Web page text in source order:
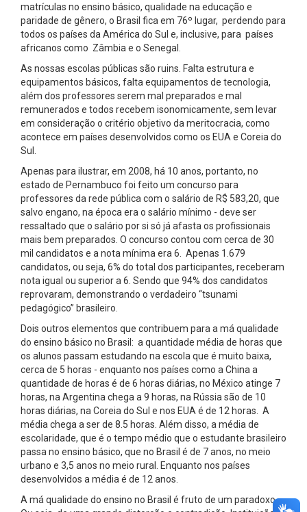
matrículas no ensino básico, qualidade na educação e
paridade de gênero, o Brasil fica em 76º lugar, perdendo para
todos os países da América do Sul e, inclusive, para países
africanos como Zâmbia e o Senegal.
As nossas escolas públicas são ruins. Falta estrutura e
equipamentos básicos, falta equipamentos de tecnologia,
além dos professores serem mal preparados e mal
remunerados e todos recebem isonomicamente, sem levar
em consideração o critério objetivo da meritocracia, como
acontece em países desenvolvidos como os EUA e Coreia do
Sul.
Apenas para ilustrar, em 2008, há 10 anos, portanto, no
estado de Pernambuco foi feito um concurso para
professores da rede pública com o salário de R$ 583,20, que
salvo engano, na época era o salário mínimo - deve ser
ressaltado que o salário por si só já afasta os profissionais
mais bem preparados. O concurso contou com cerca de 30
mil candidatos e a nota mínima era 6. Apenas 1.679
candidatos, ou seja, 6% do total dos participantes, receberam
nota igual ou superior a 6. Sendo que 94% dos candidatos
reprovaram, demonstrando o verdadeiro “tsunami
pedagógico” brasileiro.
Dois outros elementos que contribuem para a má qualidade
do ensino básico no Brasil: a quantidade média de horas que
os alunos passam estudando na escola que é muito baixa,
cerca de 5 horas - enquanto nos países como a China a
quantidade de horas é de 6 horas diárias, no México atinge 7
horas, na Argentina chega a 9 horas, na Rússia são de 10
horas diárias, na Coreia do Sul e nos EUA é de 12 horas. A
média chega a ser de 8.5 horas. Além disso, a média de
escolaridade, que é o tempo médio que o estudante brasileiro
passa no ensino básico, que no Brasil é de 7 anos, no meio
urbano e 3,5 anos no meio rural. Enquanto nos países
desenvolvidos a média é de 12 anos.
A má qualidade do ensino no Brasil é fruto de um paradoxo.